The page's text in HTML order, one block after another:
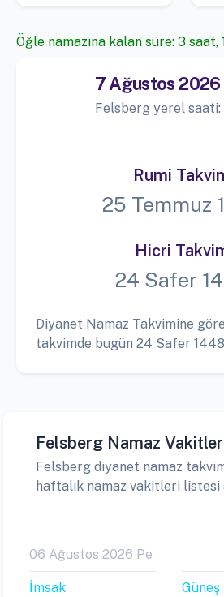
Öğle namazına kalan süre: 3
7 Ağustos 2026
Felsberg yerel saati:
Rumi
25 Temmuz
Hicri
24 Safer
Diyanet Namaz Takvimine
takvimde bugün 24 Safer 1448
Felsberg Namaz
Felsberg diyanet namaz
haftalık namaz vakitleri listesi
06 Ağustos 2026 Pe
İmsak
Güneş